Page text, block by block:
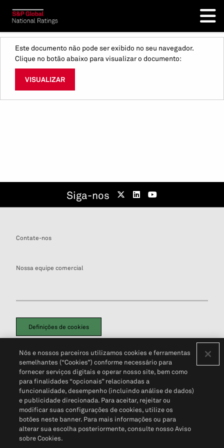
Este documento não pode ser exibido no seu navegador.
Clique no botão abaixo para visualizar o documento:
VISUALIZAR
Siga-nos
Contate-nos
Nossa equipe comercial
Definições de cookies
Política de PrivacidadePortal de privacidade do cliente (em inglês)
Não Venda Minhas Informações Pessoais© 2026 S&P Global
Nós e nossos parceiros utilizamos cookies e ferramentas
semelhantes (“Cookies”) conforme necessário para
fornecer serviços digitais e operar nosso site, bem como
para finalidades “opcionais” relacionadas a
funcionalidade, desempenho (incluindo análise de dados)
e publicidade direcionada. Para aceitar, rejeitar ou
modificar suas configurações de cookies, utilize os
botões neste banner. Para mais informações ou para
alterar sua escolha posteriormente, consulte nosso Aviso
sobre Cookies.